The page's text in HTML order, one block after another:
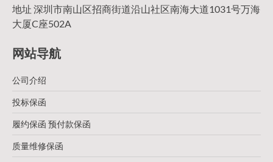
地址 深圳市南山区招商街道沿山社区南海大道1031号万海
大厦C座502A
网站导航
公司介绍
投标保函
履约保函 预付款保函
质量维修保函